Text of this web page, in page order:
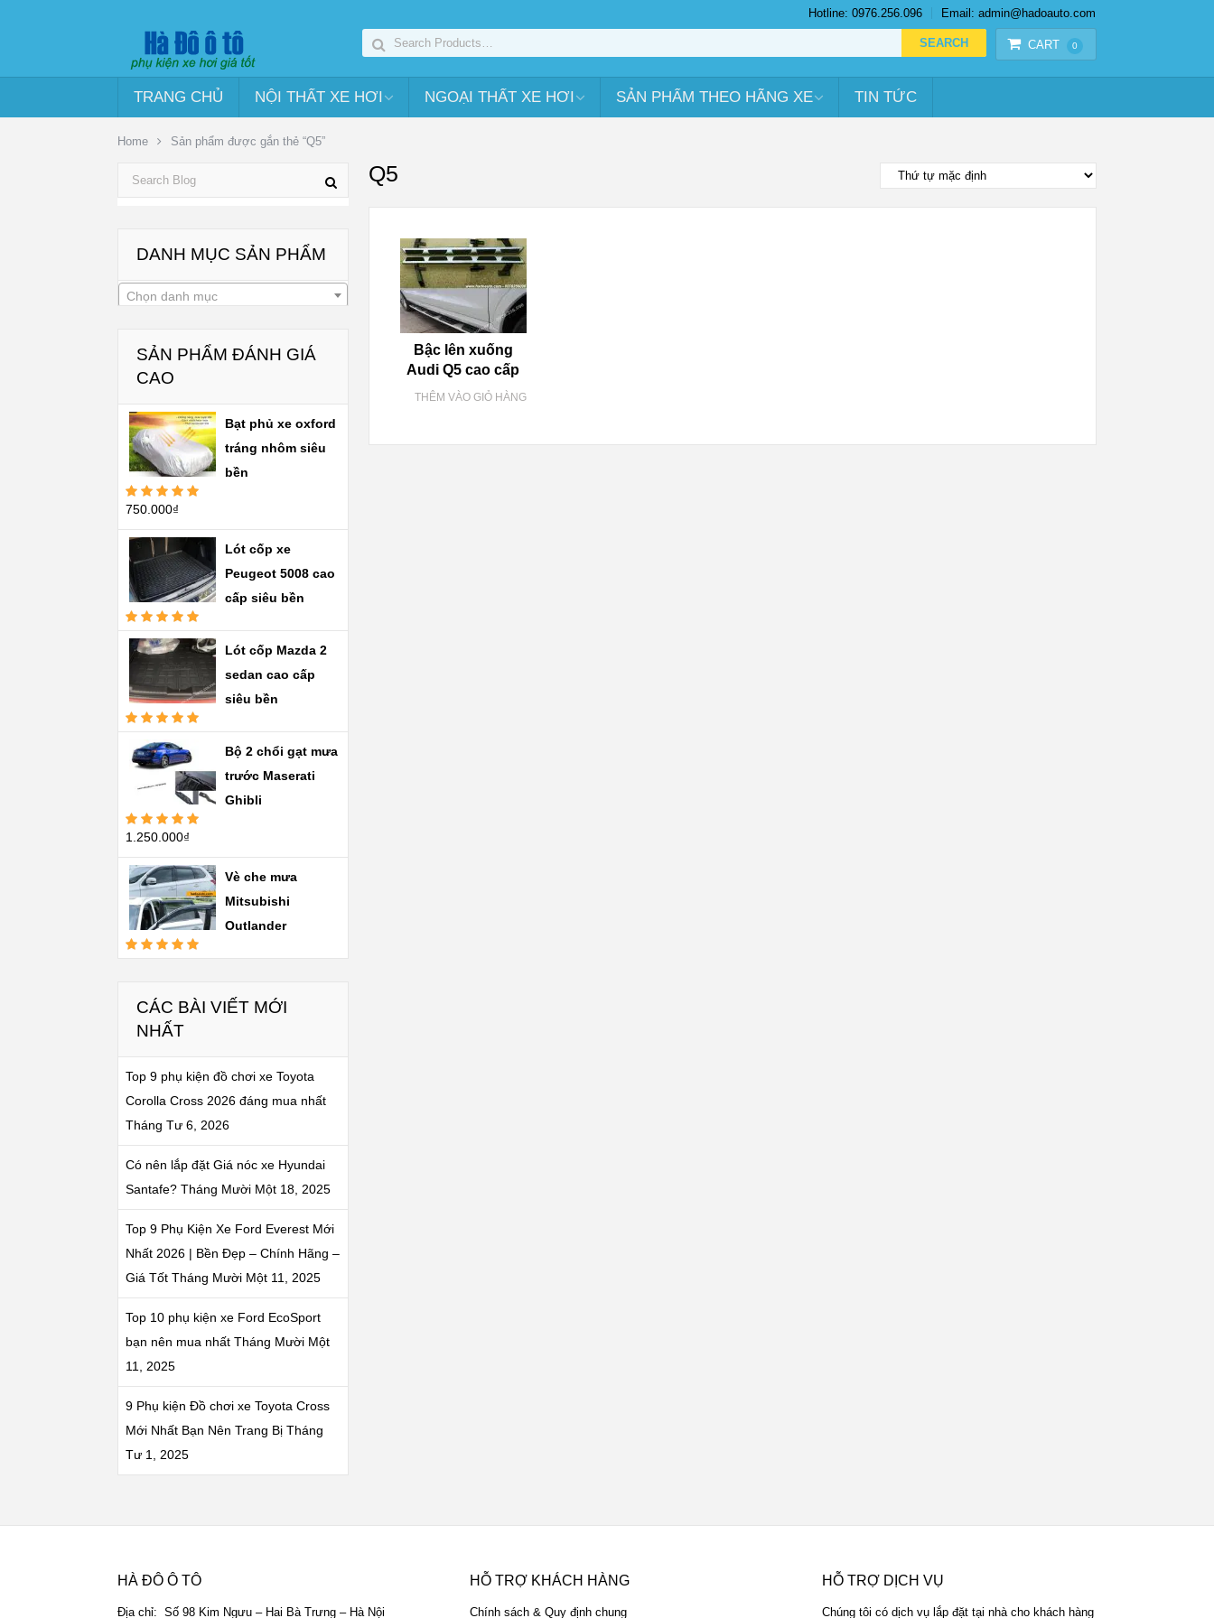
Hotline: 0976.256.096 Email: admin@hadoauto.com
CART 0
TRANG CHỦ NỘI THẤT XE HƠI NGOẠI THẤT XE HƠI SẢN PHẨM THEO HÃNG XE TIN TỨC
Home Sản phẩm được gắn thẻ “Q5”
Q5
Bậc lên xuống
Audi Q5 cao cấp
THÊM VÀO GIỎ HÀNG
DANH MỤC SẢN PHẨM
Chọn danh mục
SẢN PHẨM ĐÁNH GIÁ
CAO
Bạt phủ xe oxford
tráng nhôm siêu
bền
Được xếp
sao
750.000₫
Lót cốp xe
Peugeot 5008 cao
cấp siêu bền
Được xếp
hạng5.00 5
sao
Lót cốp Mazda 2
sedan cao cấp
siêu bền
Được xếp
hạng5.005
sao
Bộ 2 chổi gạt mưa
trước Maserati
Ghibli
Được xếp
sao
1.250.000₫
Vè che mưa
Mitsubishi
Outlander
CÁC BÀI VIẾT MỚI
NHẤT
Top 9 phụ kiện đồ chơi xe Toyota
Corolla Cross 2026 đáng mua nhất
Tháng Tư 6, 2026
Có nên lắp đặt Giá nóc xe Hyundai
Santafe? Tháng Mười Một 18, 2025
Top 9 Phụ Kiện Xe Ford Everest Mới
Nhất 2026 | Bền Đẹp – Chính Hãng –
Giá Tốt Tháng Mười Một 11, 2025
Top 10 phụ kiện xe Ford EcoSport
bạn nên mua nhất Tháng Mười Một
11, 2025
9 Phụ kiện Đồ chơi xe Toyota Cross
Mới Nhất Bạn Nên Trang Bị Tháng
Tư 1, 2025
HÀ ĐÔ Ô TÔ
Địa chỉ: Số 98 Kim Ngưu – Hai Bà Trưng – Hà Nội
HỖ TRỢ KHÁCH HÀNG
Chính sách & Quy định chung
HỖ TRỢ DỊCH VỤ
Chúng tôi có dịch vụ lắp đặt tại nhà cho khách hàng